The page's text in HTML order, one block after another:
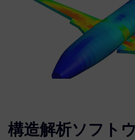
構造解析ソフト